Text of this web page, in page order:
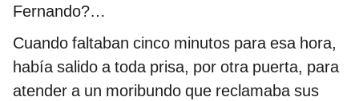
Fernando?…
Cuando faltaban cinco minutos para esa hora,
había salido a toda prisa, por otra puerta, para
atender a un moribundo que reclamaba sus